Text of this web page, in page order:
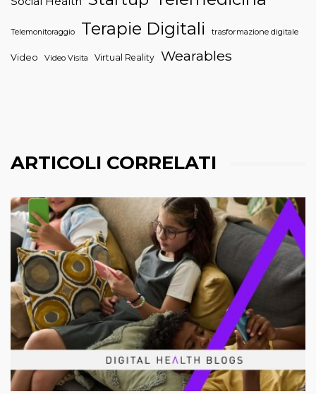
Telemonitoraggio Terapie Digitali trasformazione digitale
Video Video Visita Virtual Reality Wearables
ARTICOLI CORRELATI